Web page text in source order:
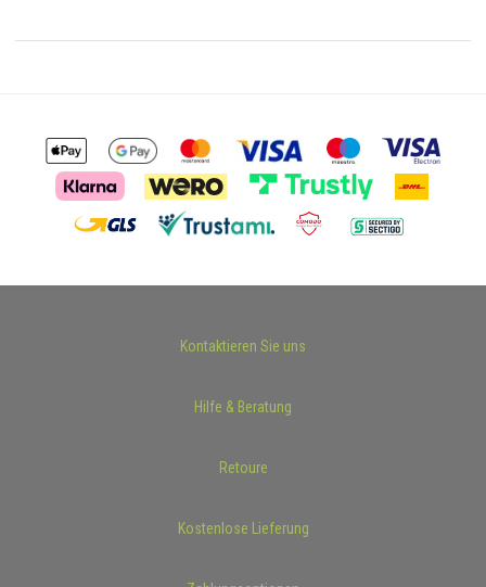
Kontaktieren Sie uns
Hilfe & Beratung
Retoure
Kostenlose Lieferung